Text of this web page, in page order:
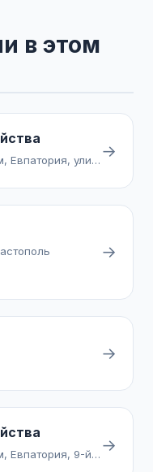
в этом
📍 Россия, Республика Крым, Евпатория, улица Чекиста Галушкина →
→
→
📍 Россия, Республика Крым, Евпатория, 9-й микрорайон →